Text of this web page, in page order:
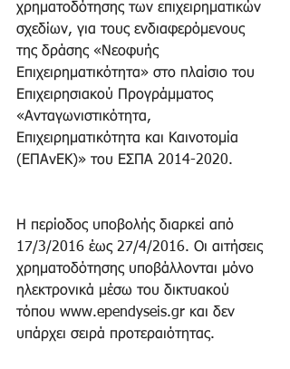
χρηματοδότησης των επιχειρηματικών
σχεδίων, για τους ενδιαφερόμενους
της δράσης «Νεοφυής
Επιχειρηματικότητα» στο πλαίσιο του
Επιχειρησιακού Προγράμματος
«Ανταγωνιστικότητα,
Επιχειρηματικότητα και Καινοτομία
(ΕΠΑνΕΚ)» του ΕΣΠΑ 2014-2020.
Η περίοδος υποβολής διαρκεί από
17/3/2016 έως 27/4/2016. Οι αιτήσεις
χρηματοδότησης υποβάλλονται μόνο
ηλεκτρονικά μέσω του δικτυακού
τόπου www.ependyseis.gr και δεν
υπάρχει σειρά προτεραιότητας.